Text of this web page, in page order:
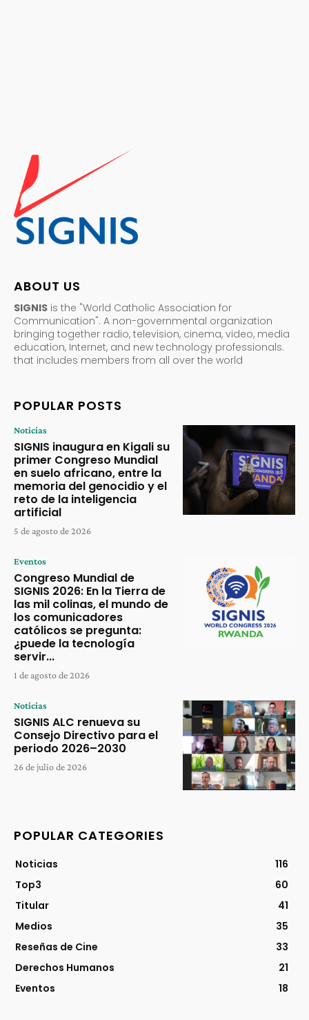
ABOUT US
SIGNIS is the "World Catholic Association for
Communication". A non-governmental organization
bringing together radio, television, cinema, video, media
education, Internet, and new technology professionals.
that includes members from all over the world
POPULAR POSTS
Noticias
SIGNIS inaugura en Kigali su
primer Congreso Mundial
en suelo africano, entre la
memoria del genocidio y el
reto de la inteligencia
artificial
5 de agosto de 2026
Eventos
Congreso Mundial de
SIGNIS 2026: En la Tierra de
las mil colinas, el mundo de
los comunicadores
católicos se pregunta:
¿puede la tecnología
servir...
1 de agosto de 2026
Noticias
SIGNIS ALC renueva su
Consejo Directivo para el
periodo 2026–2030
26 de julio de 2026
POPULAR CATEGORIES
Noticias
116
Top3
60
Titular
41
Medios
35
Reseñas de Cine
33
Derechos Humanos
21
Eventos
18